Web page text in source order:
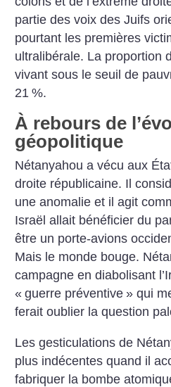
partie des voix des Juifs
pourtant les premières
ultralibérale. La proportion
vivant sous le seuil de
21 %.
À rebours de
géopolitique
Nétanyahou a vécu aux
droite républicaine. Il
une anomalie et il agit
Israël allait bénéficier du
être un porte-avions
Mais le monde bouge.
campagne en diabolisant
« guerre préventive » qui
ferait oublier la question
Les gesticulations de
plus indécentes quand il
fabriquer la bombe